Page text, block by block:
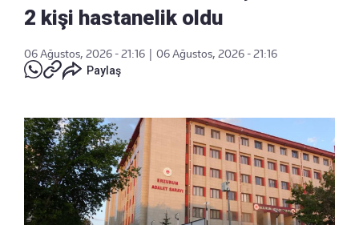
2 kişi hastanelik oldu
06 Ağustos, 2026 - 21:16
06 Ağustos, 2026 - 21:16
Paylaş